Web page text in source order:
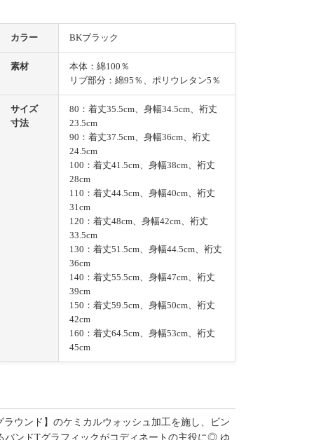
カラー BKブラック
素材
本体：綿100％
リブ部分：綿95％、ポリウレタン5％
サイズ
寸法
80：着丈35.5cm、身幅34.5cm、裄丈
23.5cm
90：着丈37.5cm、身幅36cm、裄丈
24.5cm
100：着丈41.5cm、身幅38cm、裄丈
28cm
110：着丈44.5cm、身幅40cm、裄丈
31cm
120：着丈48cm、身幅42cm、裄丈
33.5cm
130：着丈51.5cm、身幅44.5cm、裄丈
36cm
140：着丈55.5cm、身幅47cm、裄丈
39cm
150：着丈59.5cm、身幅50cm、裄丈
42cm
160：着丈64.5cm、身幅53cm、裄丈
45cm
ラウンド】のケミカルウォッシュ加工を施し、ビン
バンドTグラフィックがコディネートの主役に◎ ゆ